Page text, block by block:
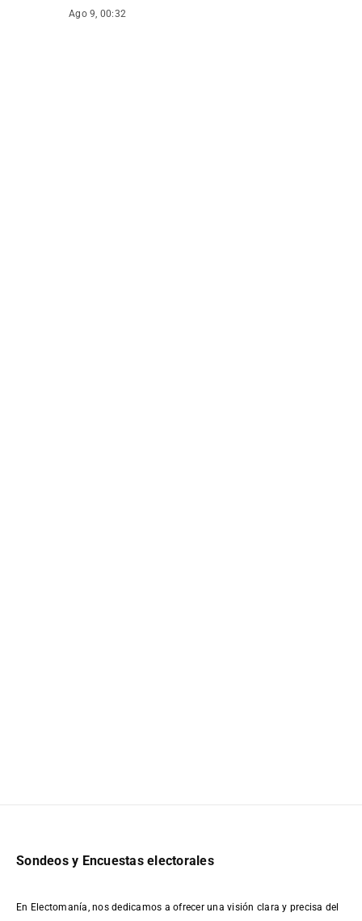
Ago 9, 00:32
Sondeos y Encuestas electorales
En Electomanía, nos dedicamos a ofrecer una visión clara y precisa del